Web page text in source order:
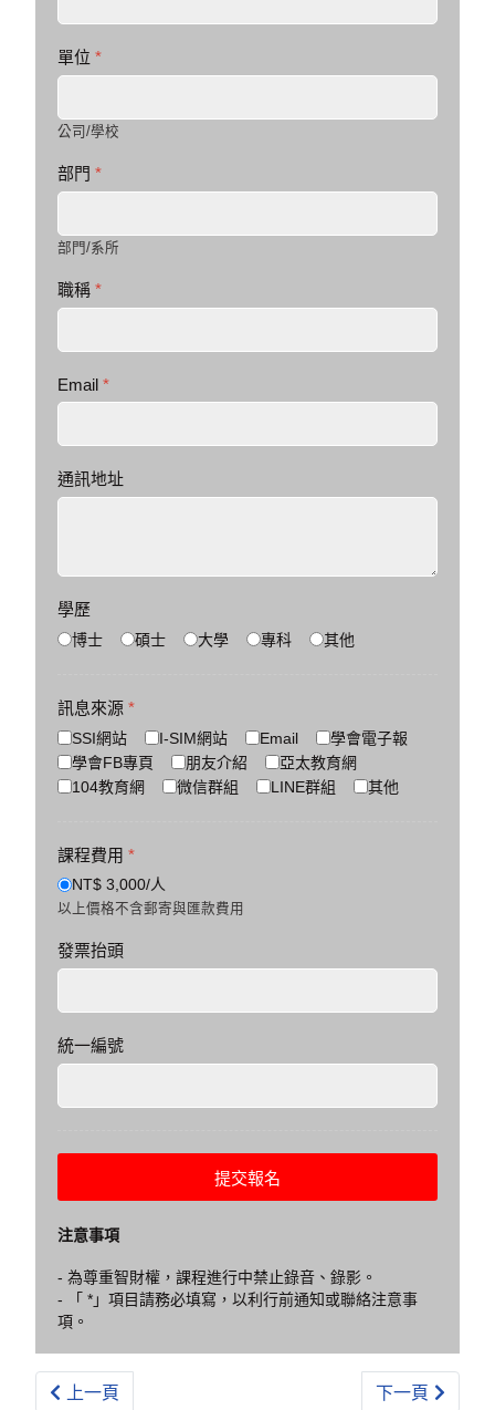
單位 *
公司/學校
部門 *
部門/系所
職稱 *
Email *
通訊地址
學歷
博士 碩士 大學 專科 其他
訊息來源 *
SSI網站 I-SIM網站 Email
學會電子報
學會FB專頁
朋友介紹
亞太教育網
104教育網
微信群組 LINE群組 其他
課程費用 *
NT$ 3,000/人
以上價格不含郵寄與匯款費用
發票抬頭
統一編號
提交報名
注意事項
- 為尊重智財權，課程進行中禁止錄音、錄影。
- 「 *」項目請務必填寫，以利行前通知或聯絡注意事
項。
上一篇文章: (2026-09-03) [新竹] 物料管理常見問題與
上一頁 下一篇文章:
下一頁